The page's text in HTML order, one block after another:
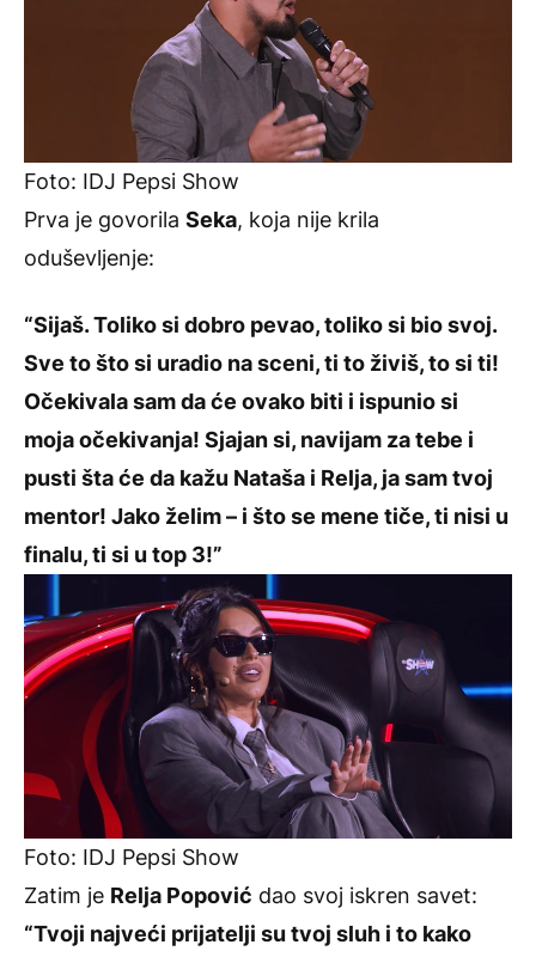
Foto: IDJ Pepsi Show
Prva je govorila Seka, koja nije krila
oduševljenje:
“Sijaš. Toliko si dobro pevao, toliko si bio svoj.
Sve to što si uradio na sceni, ti to živiš, to si ti!
Očekivala sam da će ovako biti i ispunio si
moja očekivanja! Sjajan si, navijam za tebe i
pusti šta će da kažu Nataša i Relja, ja sam tvoj
mentor! Jako želim – i što se mene tiče, ti nisi u
finalu, ti si u top 3!”
Foto: IDJ Pepsi Show
Zatim je Relja Popović dao svoj iskren savet:
“Tvoji najveći prijatelji su tvoj sluh i to kako